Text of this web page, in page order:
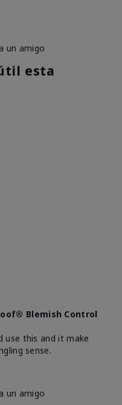
un amigo
esta
Blemish Control
use this and it make
sense.
un amigo